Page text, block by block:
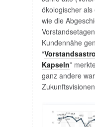
ökologischer als
wie die
Kundennähe
“
Kapseln”
ganz andere